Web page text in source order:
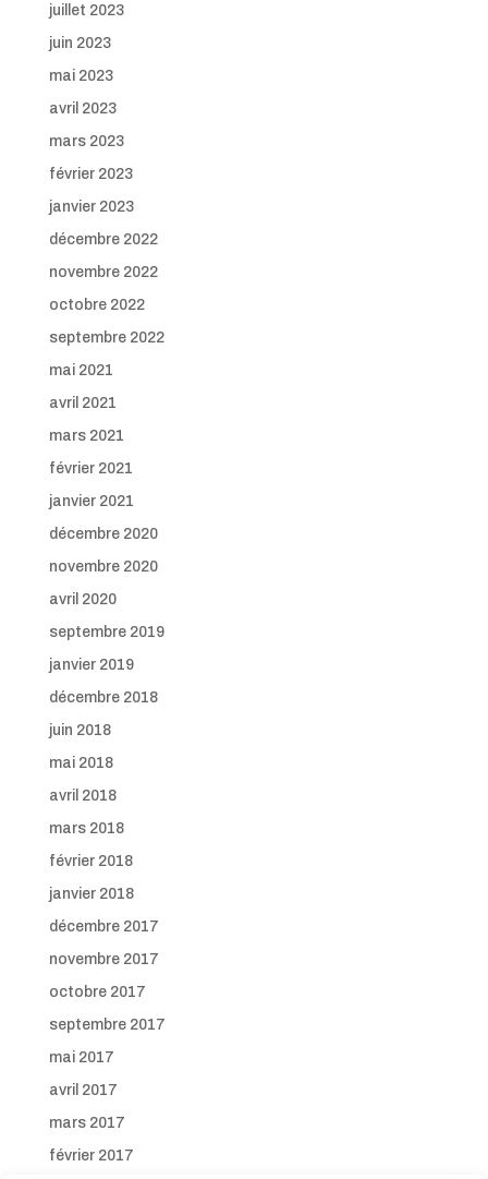
juillet 2023
juin 2023
mai 2023
avril 2023
mars 2023
février 2023
janvier 2023
décembre 2022
novembre 2022
octobre 2022
septembre 2022
mai 2021
avril 2021
mars 2021
février 2021
janvier 2021
décembre 2020
novembre 2020
avril 2020
septembre 2019
janvier 2019
décembre 2018
juin 2018
mai 2018
avril 2018
mars 2018
février 2018
janvier 2018
décembre 2017
novembre 2017
octobre 2017
septembre 2017
mai 2017
avril 2017
mars 2017
février 2017